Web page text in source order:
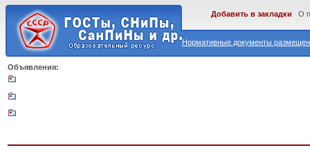
Нормативные документы
Добавить в закладки О
Объявления: